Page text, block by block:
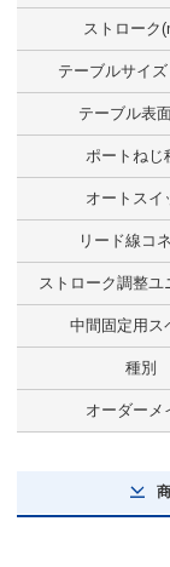
ストローク
テーブルサイ
テーブル表
ポートねじ
オートスイ
リード線コ
ストローク調整ユ
中間固定用ス
種別
オーダーメ